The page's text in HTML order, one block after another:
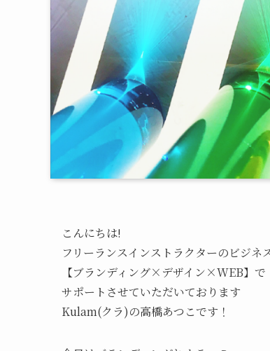
こんにちは!
フリーランスインストラクターのビジネ
【ブランディング×デザイン×WEB】で
サポートさせていただいております
Kulam(クラ)の高橋あつこです！